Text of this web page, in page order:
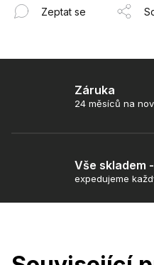
Zeptat se
Záruka
24 měsíců na
Vše skladem
expedujeme